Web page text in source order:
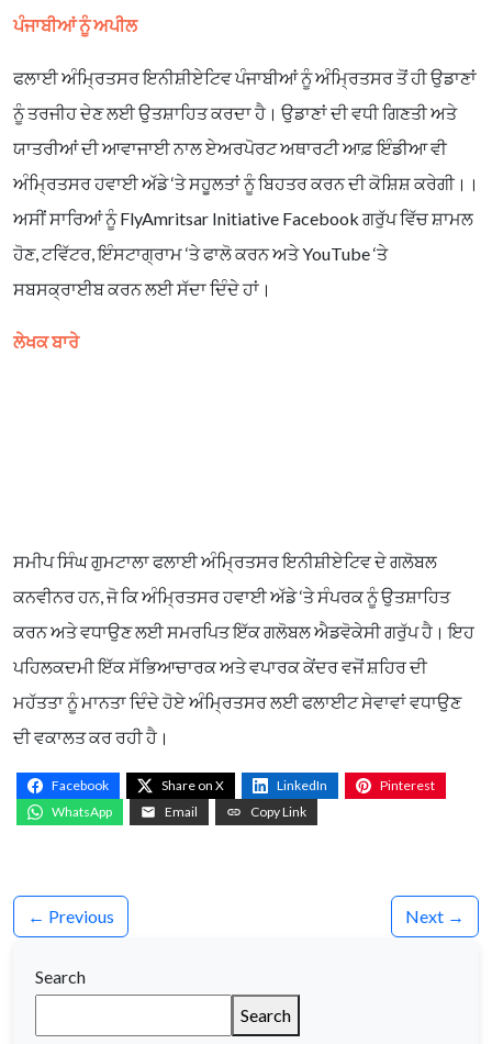
ਪੰਜਾਬੀਆਂ ਨੂੰ ਅਪੀਲ
ਫਲਾਈ ਅੰਮ੍ਰਿਤਸਰ ਇਨੀਸ਼ੀਏਟਿਵ ਪੰਜਾਬੀਆਂ ਨੂੰ ਅੰਮ੍ਰਿਤਸਰ ਤੋਂ ਹੀ ਉਡਾਣਾਂ
ਨੂੰ ਤਰਜੀਹ ਦੇਣ ਲਈ ਉਤਸ਼ਾਹਿਤ ਕਰਦਾ ਹੈ। ਉਡਾਣਾਂ ਦੀ ਵਧੀ ਗਿਣਤੀ ਅਤੇ
ਯਾਤਰੀਆਂ ਦੀ ਆਵਾਜਾਈ ਨਾਲ ਏਅਰਪੋਰਟ ਅਥਾਰਟੀ ਆਫ਼ ਇੰਡੀਆ ਵੀ
ਅੰਮ੍ਰਿਤਸਰ ਹਵਾਈ ਅੱਡੇ ‘ਤੇ ਸਹੂਲਤਾਂ ਨੂੰ ਬਿਹਤਰ ਕਰਨ ਦੀ ਕੋਸ਼ਿਸ਼ ਕਰੇਗੀ।।
ਅਸੀਂ ਸਾਰਿਆਂ ਨੂੰ FlyAmritsar Initiative Facebook ਗਰੁੱਪ ਵਿੱਚ ਸ਼ਾਮਲ
ਹੋਣ, ਟਵਿੱਟਰ, ਇੰਸਟਾਗ੍ਰਾਮ ‘ਤੇ ਫਾਲੋ ਕਰਨ ਅਤੇ YouTube ‘ਤੇ
ਸਬਸਕ੍ਰਾਈਬ ਕਰਨ ਲਈ ਸੱਦਾ ਦਿੰਦੇ ਹਾਂ।
ਲੇਖਕ ਬਾਰੇ
ਸਮੀਪ ਸਿੰਘ ਗੁਮਟਾਲਾ ਫਲਾਈ ਅੰਮ੍ਰਿਤਸਰ ਇਨੀਸ਼ੀਏਟਿਵ ਦੇ ਗਲੋਬਲ
ਕਨਵੀਨਰ ਹਨ, ਜੋ ਕਿ ਅੰਮ੍ਰਿਤਸਰ ਹਵਾਈ ਅੱਡੇ ‘ਤੇ ਸੰਪਰਕ ਨੂੰ ਉਤਸ਼ਾਹਿਤ
ਕਰਨ ਅਤੇ ਵਧਾਉਣ ਲਈ ਸਮਰਪਿਤ ਇੱਕ ਗਲੋਬਲ ਐਡਵੋਕੇਸੀ ਗਰੁੱਪ ਹੈ। ਇਹ
ਪਹਿਲਕਦਮੀ ਇੱਕ ਸੱਭਿਆਚਾਰਕ ਅਤੇ ਵਪਾਰਕ ਕੇਂਦਰ ਵਜੋਂ ਸ਼ਹਿਰ ਦੀ
ਮਹੱਤਤਾ ਨੂੰ ਮਾਨਤਾ ਦਿੰਦੇ ਹੋਏ ਅੰਮ੍ਰਿਤਸਰ ਲਈ ਫਲਾਈਟ ਸੇਵਾਵਾਂ ਵਧਾਉਣ
ਦੀ ਵਕਾਲਤ ਕਰ ਰਹੀ ਹੈ।
Facebook Share on X LinkedIn
Pinterest
WhatsApp
Email Copy Link
← Previous Next →
Search
Search